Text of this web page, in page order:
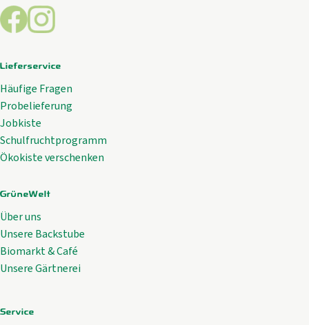
Externer Link zu https://www.facebook.com/
Externer Link zu https://www.instagram.com/
Lieferservice
Häufige Fragen
Probelieferung
Jobkiste
Schulfruchtprogramm
Ökokiste verschenken
GrüneWelt
Über uns
Unsere Backstube
Biomarkt & Café
Unsere Gärtnerei
Service